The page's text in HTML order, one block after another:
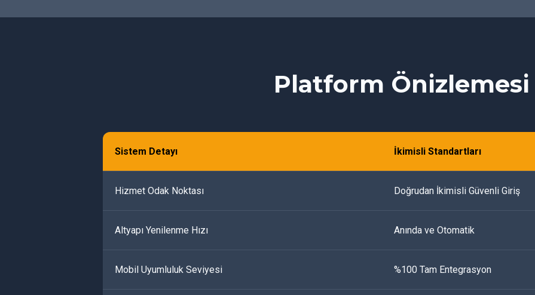
Platform Önizlemesi
Sistem Detayı İkimisli Standartları
Hizmet Odak Noktası Doğrudan İkimisli Güvenli Giriş
Altyapı Yenilenme Hızı Anında ve Otomatik
Mobil Uyumluluk Seviyesi %100 Tam Entegrasyon